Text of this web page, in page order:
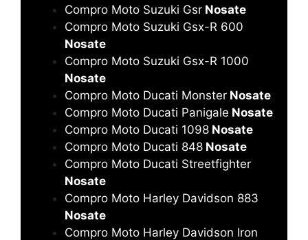
Compro Moto Suzuki Gsr Nosate
Compro Moto Suzuki Gsx-R 600
Nosate
Compro Moto Suzuki Gsx-R 1000
Nosate
Compro Moto Ducati Monster Nosate
Compro Moto Ducati Panigale Nosate
Compro Moto Ducati 1098 Nosate
Compro Moto Ducati 848 Nosate
Compro Moto Ducati Streetfighter
Nosate
Compro Moto Harley Davidson 883
Nosate
Compro Moto Harley Davidson Iron